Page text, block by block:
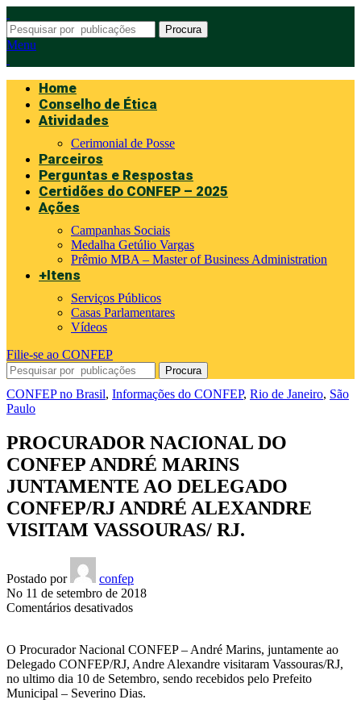
Procura
Menu
Home
Conselho de Ética
Atividades
Cerimonial de Posse
Parceiros
Perguntas e Respostas
Certidões do CONFEP – 2025
Ações
Campanhas Sociais
Medalha Getúlio Vargas
Prêmio MBA – Master of Business Administration
+Itens
Serviços Públicos
Casas Parlamentares
Vídeos
Filie-se ao CONFEP
Procura
CONFEP no Brasil, Informações do CONFEP, Rio de Janeiro, São
Paulo
PROCURADOR NACIONAL DO
CONFEP ANDRÉ MARINS
JUNTAMENTE AO DELEGADO
CONFEP/RJ ANDRÉ ALEXANDRE
VISITAM VASSOURAS/ RJ.
Postado por
confep
No 11 de setembro de 2018
Comentários desativadosem
DO
CONFEP
ANDRÉ
MARINS
O Procurador Nacional CONFEP – André Marins, juntamente ao
Delegado CONFEP/RJ, Andre Alexandre visitaram Vassouras/RJ,
no ultimo dia 10 de Setembro, sendo recebidos pelo Prefeito
Municipal – Severino Dias.